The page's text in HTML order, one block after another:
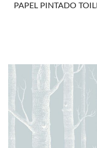
PAPEL PINTADO